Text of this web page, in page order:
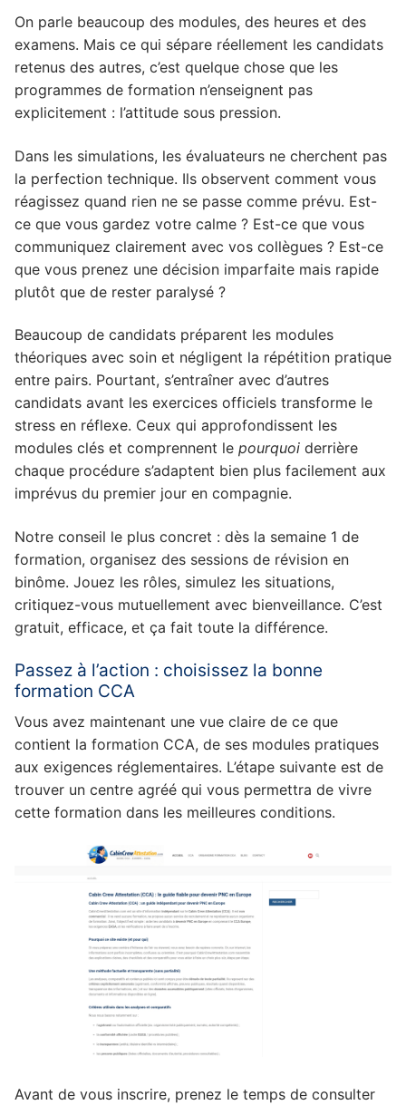
On parle beaucoup des modules, des heures et des
examens. Mais ce qui sépare réellement les candidats
retenus des autres, c’est quelque chose que les
programmes de formation n’enseignent pas
explicitement : l’attitude sous pression.
Dans les simulations, les évaluateurs ne cherchent pas
la perfection technique. Ils observent comment vous
réagissez quand rien ne se passe comme prévu. Est-
ce que vous gardez votre calme ? Est-ce que vous
communiquez clairement avec vos collègues ? Est-ce
que vous prenez une décision imparfaite mais rapide
plutôt que de rester paralysé ?
Beaucoup de candidats préparent les modules
théoriques avec soin et négligent la répétition pratique
entre pairs. Pourtant, s’entraîner avec d’autres
candidats avant les exercices officiels transforme le
stress en réflexe. Ceux qui approfondissent les
modules clés et comprennent le pourquoi derrière
chaque procédure s’adaptent bien plus facilement aux
imprévus du premier jour en compagnie.
Notre conseil le plus concret : dès la semaine 1 de
formation, organisez des sessions de révision en
binôme. Jouez les rôles, simulez les situations,
critiquez-vous mutuellement avec bienveillance. C’est
gratuit, efficace, et ça fait toute la différence.
Passez à l’action : choisissez la bonne
formation CCA
Vous avez maintenant une vue claire de ce que
contient la formation CCA, de ses modules pratiques
aux exigences réglementaires. L’étape suivante est de
trouver un centre agréé qui vous permettra de vivre
cette formation dans les meilleures conditions.
Avant de vous inscrire, prenez le temps de consulter